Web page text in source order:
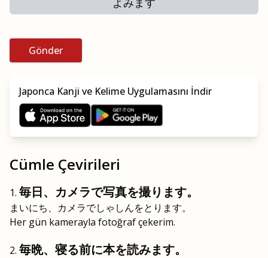
Gönder
Japonca Kanji ve Kelime Uygulamasını İndir
Cümle Çevirileri
毎日、カメラで写真を撮ります。
まいにち、カメラでしゃしんをとります。
Her gün kamerayla fotoğraf çekerim.
毎晩、寝る前に本を読みます。